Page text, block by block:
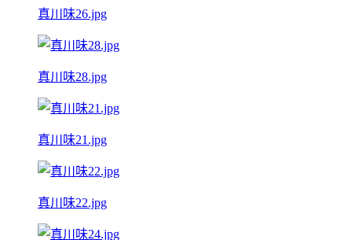
真川味26.jpg
真川味28.jpg
真川味21.jpg
真川味22.jpg